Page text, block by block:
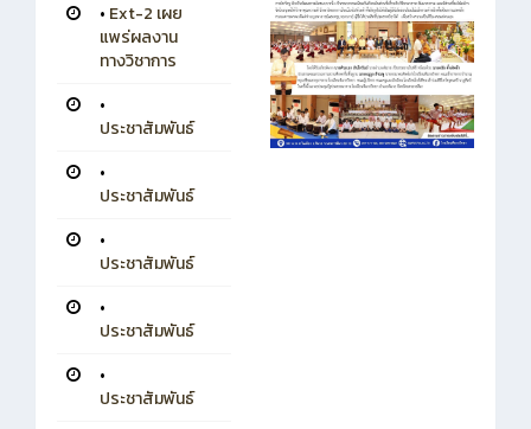
• Ext-2 เผย
แพร่ผลงาน
ทางวิชาการ
•
ประชาสัมพันธ์
•
ประชาสัมพันธ์
•
ประชาสัมพันธ์
•
ประชาสัมพันธ์
•
ประชาสัมพันธ์